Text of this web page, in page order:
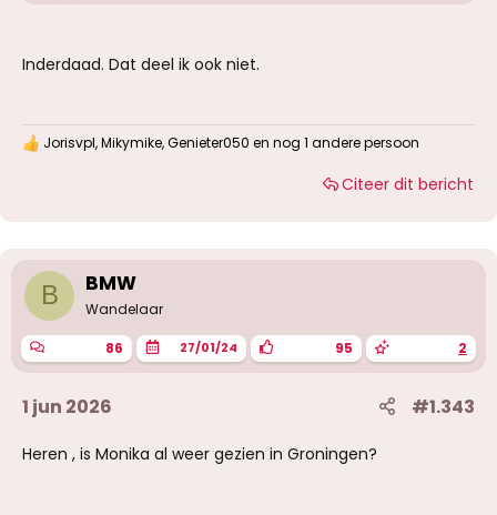
Inderdaad. Dat deel ik ook niet.
W
n
g
n
:
Jorisvpl,Mikymike,Genieter050 en nog 1 andere persoon
Citeer dit bericht
B BMW
Wandelaar
86 27/01/24 95 2
1 jun 2026 #1.343
Heren , is Monika al weer gezien in Groningen?